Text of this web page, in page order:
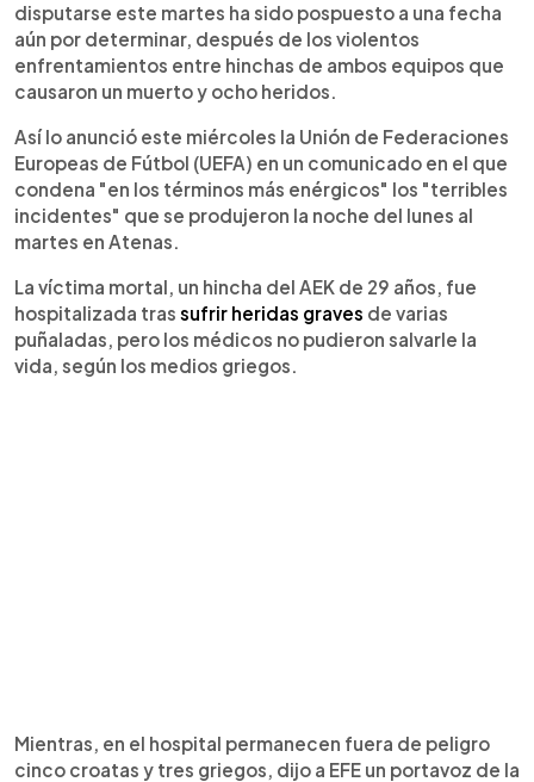
disputarse este martes ha sido pospuesto a una fecha
aún por determinar, después de los violentos
enfrentamientos entre hinchas de ambos equipos que
causaron un muerto y ocho heridos.
Así lo anunció este miércoles la Unión de Federaciones
Europeas de Fútbol (UEFA) en un comunicado en el que
condena "en los términos más enérgicos" los "terribles
incidentes" que se produjeron la noche del lunes al
martes en Atenas.
La víctima mortal, un hincha del AEK de 29 años, fue
hospitalizada tras sufrir heridas graves de varias
puñaladas, pero los médicos no pudieron salvarle la
vida, según los medios griegos.
Mientras, en el hospital permanecen fuera de peligro
cinco croatas y tres griegos, dijo a EFE un portavoz de la